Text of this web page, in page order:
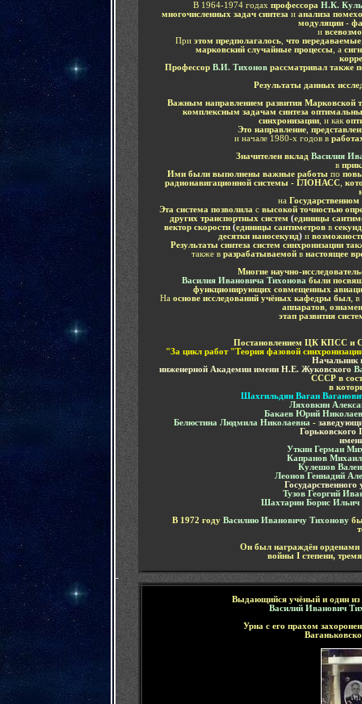
В 1964-1974 годах профессора Н.К.
многочисленных задач синтеза ианализа
модуляции -
и
При этом предполагалось что
марковский случайные процессы , а
Профессор В.И. Тихонов рассматривал также
Результаты данных
Важным направлением развития Марковской
комплексным задачам синтеза
синхронизации, и как
Это направление,
и начале 1980-х годов в
Значителен вклад Василия
в
Ими были выполнены важные работы по
радионавигационной системы - ГЛОНАСС
на
Эта система позволила с высокой точностью
других транспортных систем (единицы
вектор скорости (единицы сантиметров в
десятки наносекунд) и
Результаты синтеза систем синхронизации
также в разрабатываемой в настоящее
Многие научно-
Василия Ивановича Тихонова были
функционирующих совмещенных
На основе исследований учёных кафедры был, в
аппаратов,
этап развития
Постановлением ЦК КПСС и
"За цикл работ "Теория фазовой
Начальник
инженерной Академииимени Н.Е. Жуковского
СССР в
в
Шахгильдян Ваган
Ляховкин
Бакаев Юрий
Белюстина Людмила Николаевна - зав
Горьковского
Уткин Герман
Капранов
Кулешов
Леонов Геннадий
Государственного
Тузов Георгий
Шахтарин Борис Ильич
В 1972 году Василию Ивановичу Тихонову
Он был награждён орденами
войны I степени,
-
Выдающийся учёный и один из
Василий Иванович
Урна с его прахом